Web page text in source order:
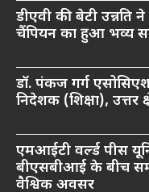
डीएवी की बेटी उन्नति
चैंपियन का हुआ भव्य
डॉ. पंकज गर्ग
निदेशक (शिक्षा), उत्तर
एमआईटी वर्ल्ड पीस
बीएसबीआई के बीच
वैश्विक अवसर